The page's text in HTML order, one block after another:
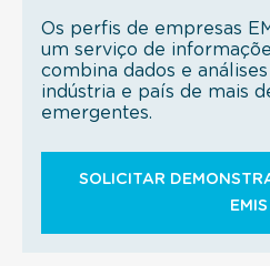
Os perfis de empresas
um serviço de
combina dados e
indústria e país de mais
emergentes.
SOLICITAR
EMIS